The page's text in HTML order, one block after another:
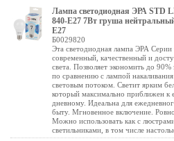
Лампа светодиодная ЭРА STD
840-E27 7Вт груша
Е27
Б0029820
Эта светодиодная лампа ЭРА Серии
современный, качественный и
света. Позволяет экономить до 90%
по сравнению с лампой
световым потоком. Светит ярким
который максимально приближен к
дневному. Идеальна для
быту. Мгновенное включение.
Можно использовать как с
светильниками, в том числе